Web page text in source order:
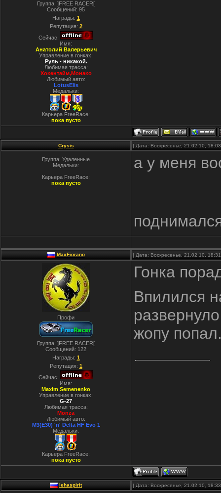
Группа: ]FREE RACER[
Сообщений: 95
Награды: 1
Репутация: 2
Сейчас:
Имя:
Анатолий Валерьевич
Управление в гонках:
Руль - никакой.
Любимая трасса:
Хокентайм,Монако
Любимый авто:
LotusElis
Медальки:
Карьера FreeRace:
пока пусто
Crysis | Дата: Воскресенье, 21.02.10,
Группа: Удаленные
Медальки:
Карьера FreeRace:
пока пусто
а у меня
MaxFiorano | Дата: Воскресенье, 21.02.10,
Профи
Группа: ]FREE RACER[
Сообщений: 122
Награды: 1
Репутация: 1
Сейчас:
Имя:
Maxim Semenenko
Управление в гонках:
G-27
Любимая трасса:
Monza
Любимый авто:
M3(E30) 'n' Delta HF Evo 1
Медальки:
Карьера FreeRace:
пока пусто
Гонка
Впилился
жопу
lehaspirit | Дата: Воскресенье, 21.02.10,